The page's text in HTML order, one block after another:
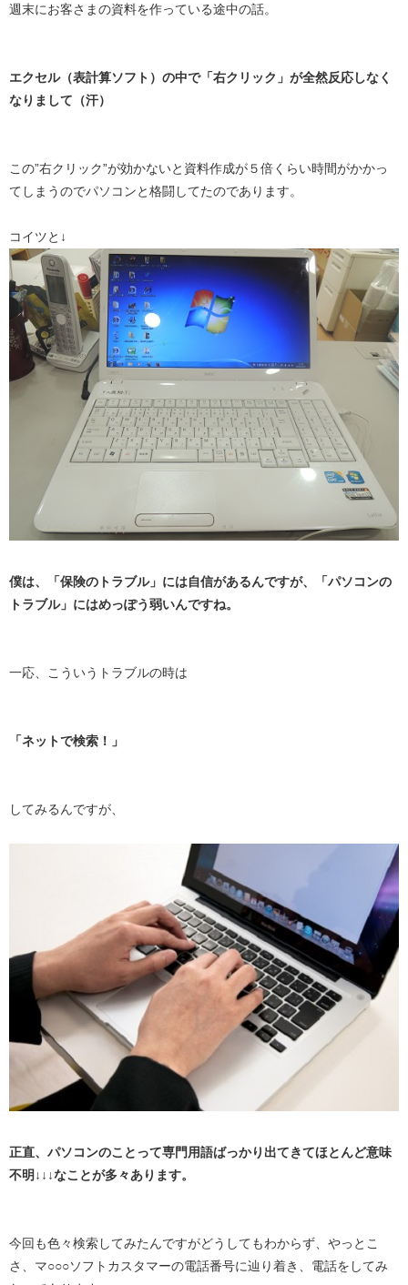
週末にお客さまの資料を作っている途中の話。
エクセル（表計算ソフト）の中で「右クリック」が全然反応しなく
なりまして（汗）
この”右クリック”が効かないと資料作成が５倍くらい時間がかかっ
てしまうのでパソコンと格闘してたのであります。
コイツと↓
僕は、「保険のトラブル」には自信があるんですが、「パソコンの
トラブル」にはめっぽう弱いんですね。
一応、こういうトラブルの時は
「ネットで検索！」
してみるんですが、
正直、パソコンのことって専門用語ばっかり出てきてほとんど意味
不明↓↓↓なことが多々あります。
今回も色々検索してみたんですがどうしてもわからず、やっとこ
さ、マ○○○ソフトカスタマーの電話番号に辿り着き、電話をしてみ